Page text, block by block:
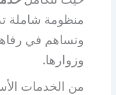
منظومة شاملة
وتساهم في
وزوارها.
من الخدمات